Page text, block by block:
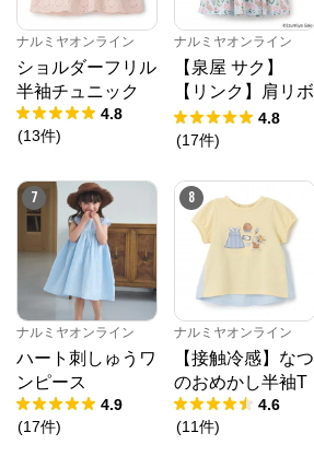
ナルミヤオンライン
ショルダーフリル
半袖チュニック
4.8
(13件)
ナルミヤオンライン
【泉屋 サク】
【リンク】肩リボ
ンフラワーキャッ
トワンピース
4.8
(17件)
7
ナルミヤオンライン
ハート刺しゅうワ
ンピース
4.9
(17件)
8
ナルミヤオンライン
【接触冷感】なつ
のおめかし半袖T
4.6
(11件)
ナルミヤオンライン